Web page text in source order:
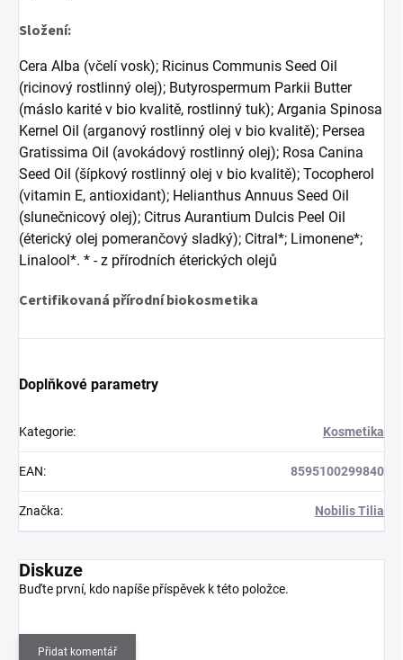
Složení:
Cera Alba (včelí vosk); Ricinus Communis Seed Oil
(ricinový rostlinný olej); Butyrospermum Parkii Butter
(máslo karité v bio kvalitě, rostlinný tuk); Argania Spinosa
Kernel Oil (arganový rostlinný olej v bio kvalitě); Persea
Gratissima Oil (avokádový rostlinný olej); Rosa Canina
Seed Oil (šípkový rostlinný olej v bio kvalitě); Tocopherol
(vitamin E, antioxidant); Helianthus Annuus Seed Oil
(slunečnicový olej); Citrus Aurantium Dulcis Peel Oil
(éterický olej pomerančový sladký); Citral*; Limonene*;
Linalool*. * - z přírodních éterických olejů
Certifikovaná přírodní biokosmetika
Doplňkové parametry
Kategorie: Kosmetika
EAN: 8595100299840
Značka: Nobilis Tilia
Diskuze
Buďte první, kdo napíše příspěvek k této položce.
Přidat komentář